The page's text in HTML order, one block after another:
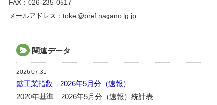
FAX：026-235-0517
メールアドレス：tokei@pref.nagano.lg.jp
関連データ
2026.07.31
鉱工業指数 2026年5月分（速報）
2020年基準 2026年5月分（速報）統計表